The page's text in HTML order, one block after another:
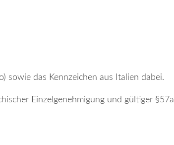
sowie das Kennzeichen aus Italien dabei.
Einzelgenehmigung und gültiger §57a